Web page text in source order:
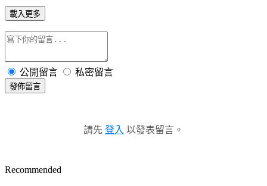
載入更多
公開留言 私密留言
發佈留言
請先 登入 以發表留言。
Recommended